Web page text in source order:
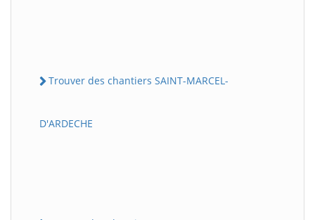
Trouver des chantiers SAINT-MARCEL-
D'ARDECHE